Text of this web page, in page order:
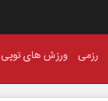
رزمی ورزش های توپی